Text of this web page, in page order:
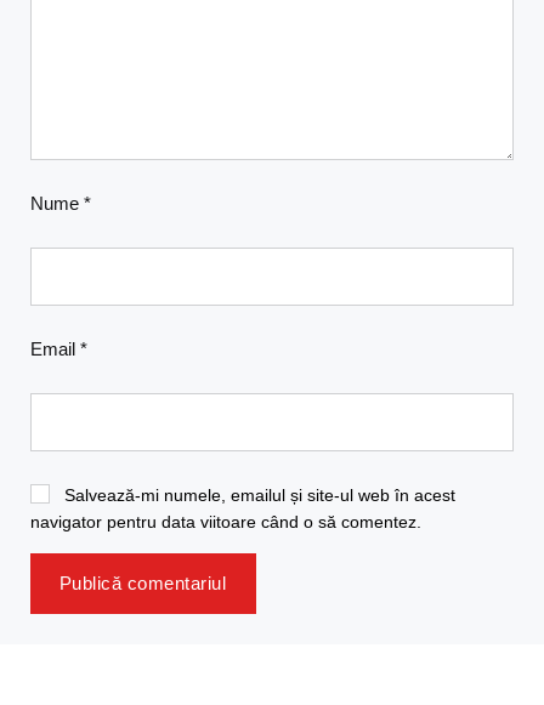
Nume *
Email *
Salvează-mi numele, emailul și site-ul web în acest
navigator pentru data viitoare când o să comentez.